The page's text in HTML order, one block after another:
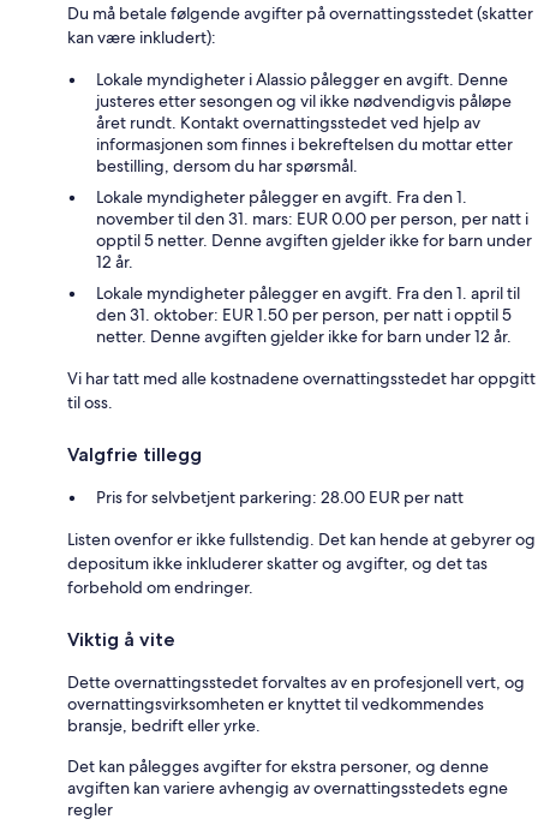
Du må betale følgende avgifter på overnattingsstedet (skatter
kan være inkludert):
Lokale myndigheter i Alassio pålegger en avgift. Denne
justeres etter sesongen og vil ikke nødvendigvis påløpe
året rundt. Kontakt overnattingsstedet ved hjelp av
informasjonen som finnes i bekreftelsen du mottar etter
bestilling, dersom du har spørsmål.
Lokale myndigheter pålegger en avgift. Fra den 1.
november til den 31. mars: EUR 0.00 per person, per natt i
opptil 5 netter. Denne avgiften gjelder ikke for barn under
12 år.
Lokale myndigheter pålegger en avgift. Fra den 1. april til
den 31. oktober: EUR 1.50 per person, per natt i opptil 5
netter. Denne avgiften gjelder ikke for barn under 12 år.
Vi har tatt med alle kostnadene overnattingsstedet har oppgitt
til oss.
Valgfrie tillegg
Pris for selvbetjent parkering: 28.00 EUR per natt
Listen ovenfor er ikke fullstendig. Det kan hende at gebyrer og
depositum ikke inkluderer skatter og avgifter, og det tas
forbehold om endringer.
Viktig å vite
Dette overnattingsstedet forvaltes av en profesjonell vert, og
overnattingsvirksomheten er knyttet til vedkommendes
bransje, bedrift eller yrke.
Det kan pålegges avgifter for ekstra personer, og denne
avgiften kan variere avhengig av overnattingsstedets egne
regler